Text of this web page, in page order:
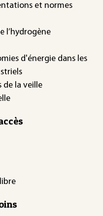
et normes
l’hydrogène
d'énergie dans les
de la veille